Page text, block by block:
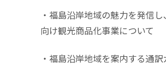
・福島沿岸地域の魅⼒を発信
向け観光商品化事業について
・福島沿岸地域を案内する通